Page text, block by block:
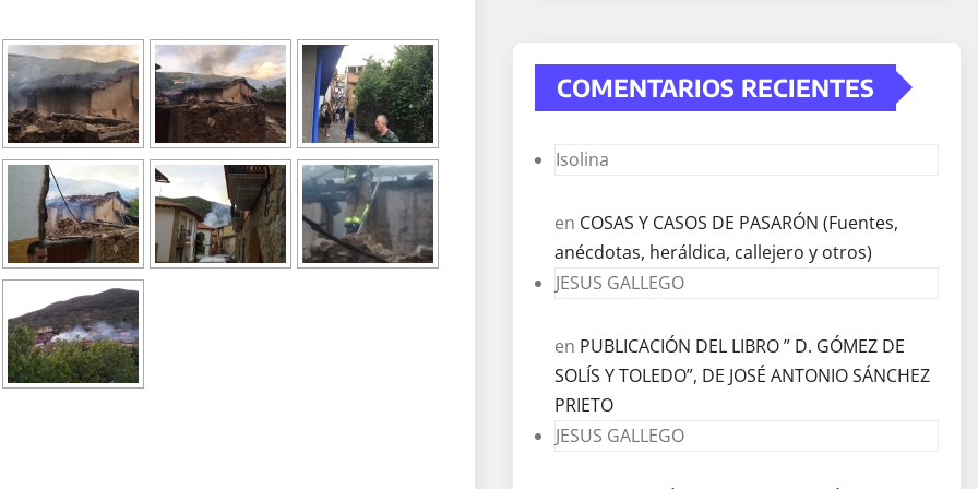
COMENTARIOS RECIENTES
Isolina
en COSAS Y CASOS DE PASARÓN (Fuentes,
anécdotas, heráldica, callejero y otros)
JESUS GALLEGO
en PUBLICACIÓN DEL LIBRO ” D. GÓMEZ DE
SOLÍS Y TOLEDO”, DE JOSÉ ANTONIO SÁNCHEZ
PRIETO
JESUS GALLEGO